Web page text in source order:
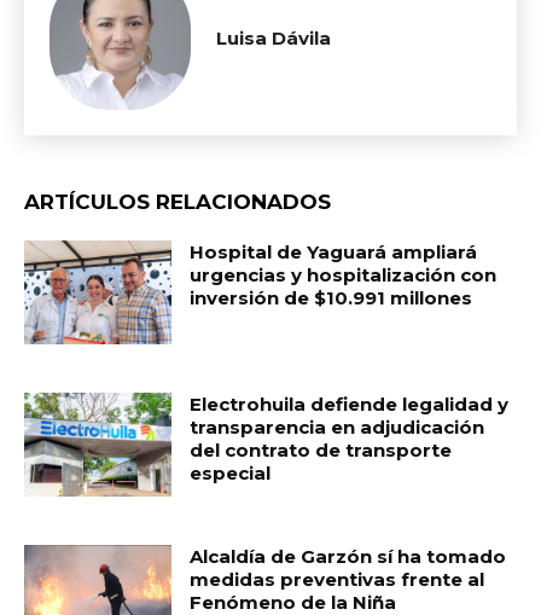
Luisa Dávila
ARTÍCULOS RELACIONADOS
Hospital de Yaguará ampliará
urgencias y hospitalización con
inversión de $10.991 millones
Electrohuila defiende legalidad y
transparencia en adjudicación
del contrato de transporte
especial
Alcaldía de Garzón sí ha tomado
medidas preventivas frente al
Fenómeno de la Niña